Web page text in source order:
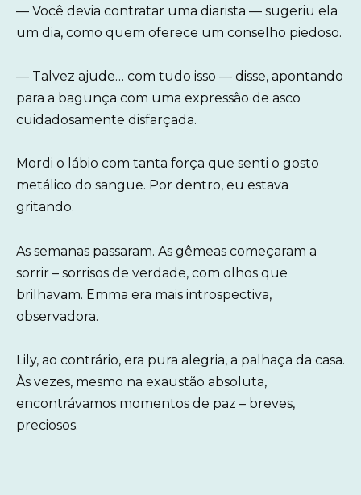
— Você devia contratar uma diarista — sugeriu ela
um dia, como quem oferece um conselho piedoso.
— Talvez ajude… com tudo isso — disse, apontando
para a bagunça com uma expressão de asco
cuidadosamente disfarçada.
Mordi o lábio com tanta força que senti o gosto
metálico do sangue. Por dentro, eu estava
gritando.
As semanas passaram. As gêmeas começaram a
sorrir – sorrisos de verdade, com olhos que
brilhavam. Emma era mais introspectiva,
observadora.
Lily, ao contrário, era pura alegria, a palhaça da casa.
Às vezes, mesmo na exaustão absoluta,
encontrávamos momentos de paz – breves,
preciosos.